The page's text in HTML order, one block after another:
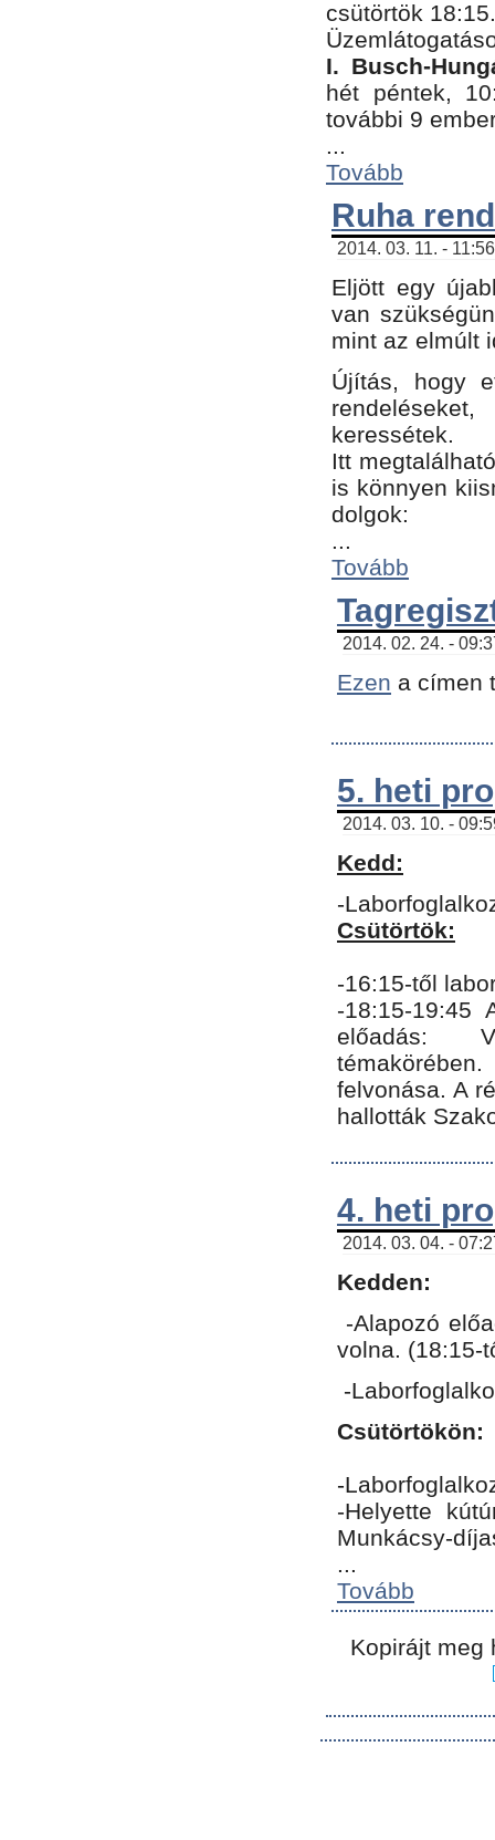
csütörtök 18:15.
I. Busch-
hét péntek,
további 9
...
Tovább
Ruha
2014. 03. 11. -
Eljött egy
van
mint az elmúlt
Újítás, hogy
keressétek.
Itt
is könnyen
dolgok:
...
Tovább
2014. 02. 24. -
Ezen a címen
5. heti
2014. 03. 10. -
Kedd:
-
Csütörtök:
-16:15-től
-18:15-19:45
előadás:
felvonása. A
hallották
4. heti
2014. 03. 04. -
Kedden:
-Alapozó
volna. (18:15-
-
Csütörtökön:
-
-Helyette
Munkácsy-
...
Tovább
Kopirájt meg